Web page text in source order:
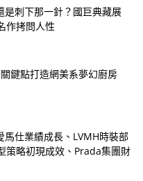
是刺下那一針？國巨典藏展
作拷問人性
鍵點打造網美系夢幻廚房
馬仕業績成長、LVMH時裝部
策略初現成效、Prada集團財